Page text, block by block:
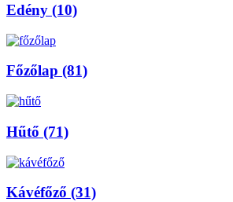
Edény (10)
Főzőlap (81)
Hűtő (71)
Kávéfőző (31)